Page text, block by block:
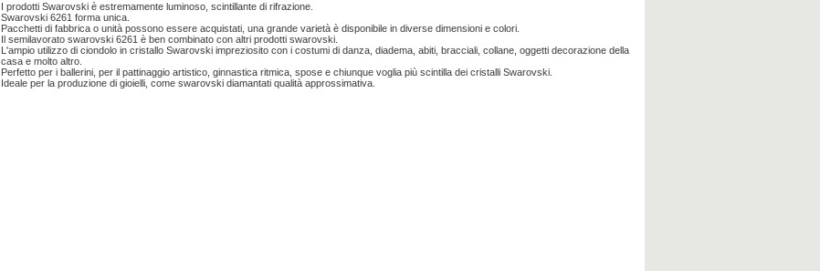
I prodotti Swarovski è estremamente luminoso, scintillante di rifrazione.
Swarovski 6261 forma unica.
Pacchetti di fabbrica o unità possono essere acquistati, una grande varietà è disponibile in diverse dimensioni e colori.
Il semilavorato swarovski 6261 è ben combinato con altri prodotti swarovski.
L'ampio utilizzo di ciondolo in cristallo Swarovski impreziosito con i costumi di danza, diadema, abiti, bracciali, collane, oggetti decorazione della
casa e molto altro.
Perfetto per i ballerini, per il pattinaggio artistico, ginnastica ritmica, spose e chiunque voglia più scintilla dei cristalli Swarovski.
Ideale per la produzione di gioielli, come swarovski diamantati qualità approssimativa.